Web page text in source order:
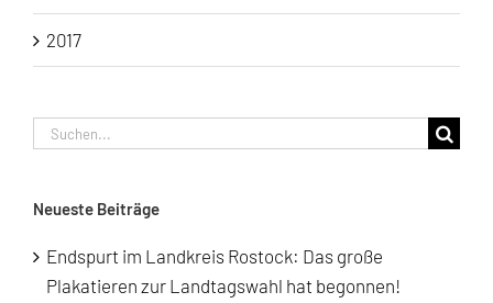
2017
Suche
Neueste Beiträge
Endspurt im Landkreis Rostock: Das große
Plakatieren zur Landtagswahl hat begonnen!